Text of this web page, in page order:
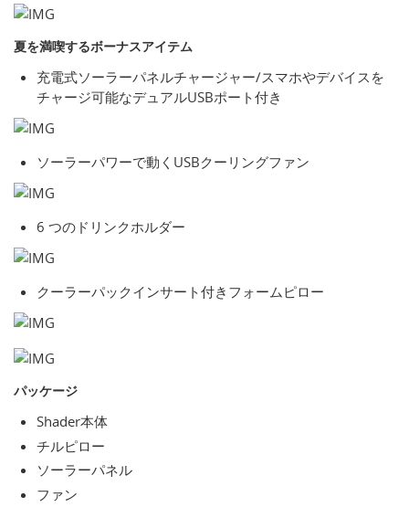
夏を満喫するボーナスアイテム
充電式ソーラーパネルチャージャー/スマホやデバイスを
チャージ可能なデュアルUSBポート付き
ソーラーパワーで動くUSBクーリングファン
6 つのドリンクホルダー
クーラーパックインサート付きフォームピロー
パッケージ
Shader本体
チルピロー
ソーラーパネル
ファン